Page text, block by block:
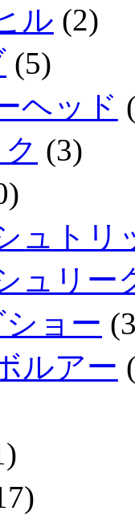
ル (2)
(5)
ヘッド
(3)
ュトリ
ュリー
ョー
ルアー